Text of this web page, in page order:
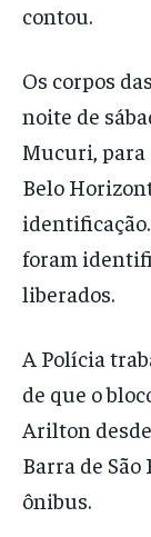
contou.
Os corpos
noite de
Mucuri, para
Belo
foram
liberados.
A Polícia
de que o
Arilton
Barra de
ônibus.